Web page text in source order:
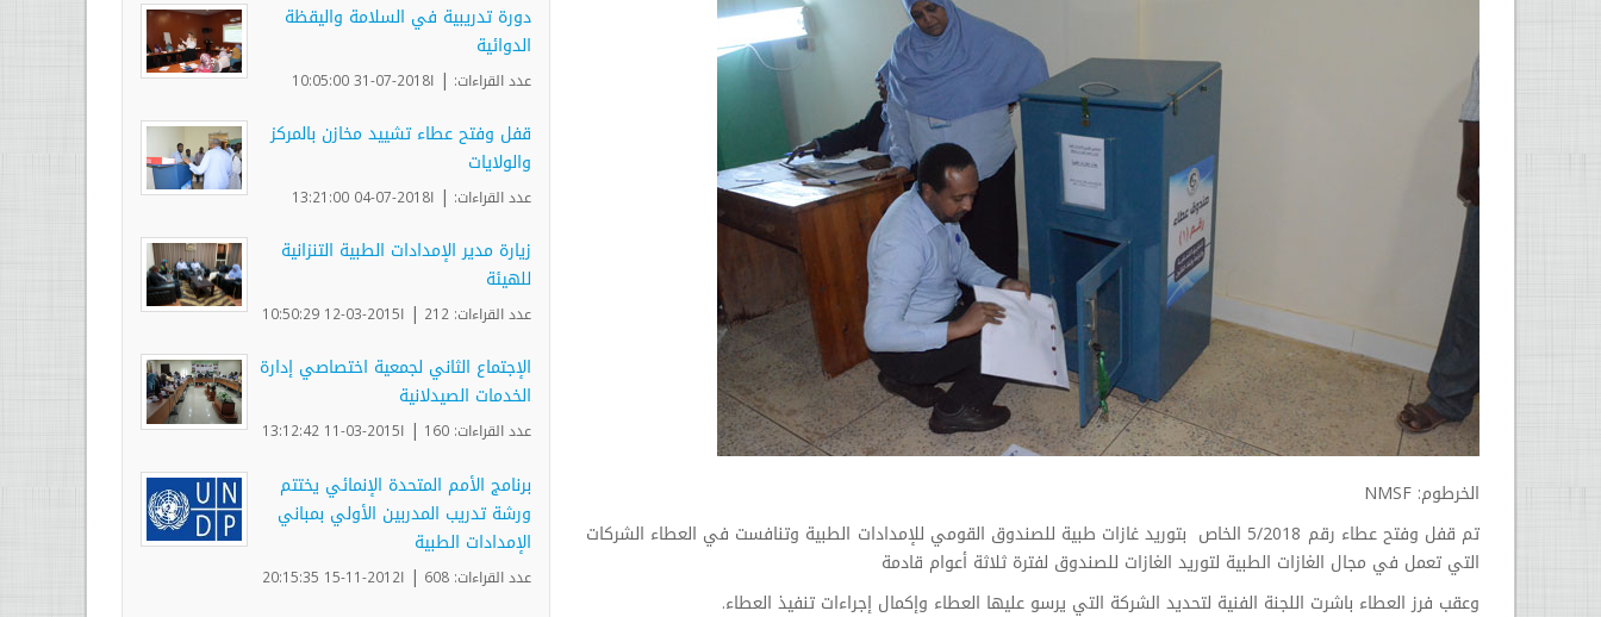
الخرطوم: NMSF
تم قفل وفتح عطاء رقم 5/2018 الخاص بتوريد غازات طبية للصندوق القومي للإمدادات الطبية وتنافست في العطاء الشركات
التي تعمل في مجال الغازات الطبية لتوريد الغازات للصندوق لفترة ثلاثة أعوام قادمة
وعقب فرز العطاء باشرت اللجنة الفنية لتحديد الشركة التي يرسو عليها العطاء وإكمال إجراءات تنفيذ العطاء.
دورة تدريبية في السلامة واليقظة
الدوائية
عدد القراءات: | ا2018-07-31 10:05:00
قفل وفتح عطاء تشييد مخازن بالمركز
والولايات
عدد القراءات: | ا2018-07-04 13:21:00
زيارة مدير الإمدادات الطبية التنزانية
للهيئة
عدد القراءات: 212 | ا2015-03-12 10:50:29
الإجتماع الثاني لجمعية اختصاصي إدارة
الخدمات الصيدلانية
عدد القراءات: 160 | ا2015-03-11 13:12:42
برنامج الأمم المتحدة الإنمائي يختتم
ورشة تدريب المدربين الأولي بمباني
الإمدادات الطبية
عدد القراءات: 608 | ا2012-11-15 20:15:35